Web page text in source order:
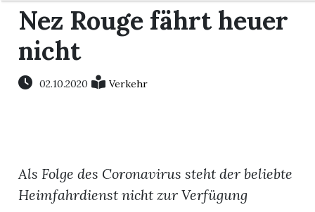
Immobilien
Veranstaltungen
Paper
Nez Rouge fährt heuer
nicht
02.10.2020 Verkehr
Als Folge des Coronavirus steht der beliebte
Heimfahrdienst nicht zur Verfügung